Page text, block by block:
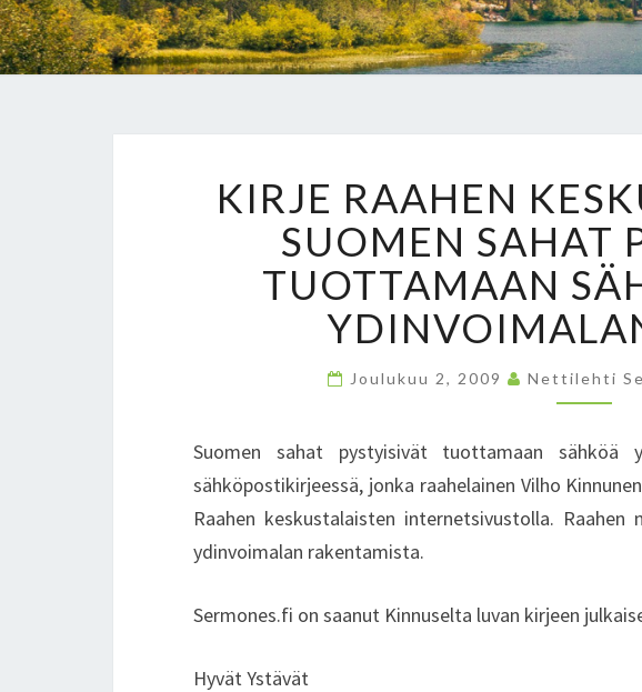
I
R
J
E
R
A
H
N
S
S
KIRJE RAAHEN
SUOMEN SAHAT
TUOTTAMAAN
Joulukuu 2, 2009 Nettilehti
Suomen sahat pystyisivät tuottamaan sähköä
sähköpostikirjeessä, jonka raahelainen Vilho
Raahen keskustalaisten internetsivustolla. Raahen
ydinvoimalan rakentamista.
Sermones.fi on saanut Kinnuselta luvan kirjeen
Hyvät Ystävät